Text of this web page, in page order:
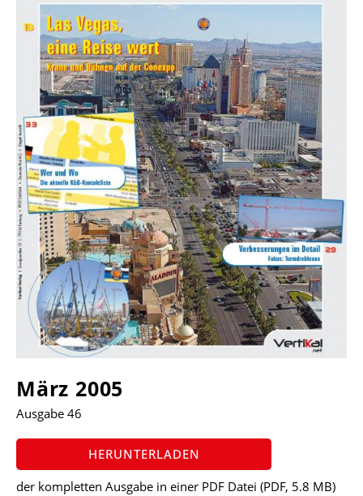
MEDIADATEN
WÄHRUNGSRECHNER
EINHEITENKONVERTER
KONTAKT
März 2005
Ausgabe 46
HERUNTERLADEN
der kompletten Ausgabe in einer PDF Datei (PDF, 5.8 MB)